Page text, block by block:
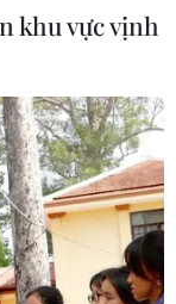
khu vực vịnh